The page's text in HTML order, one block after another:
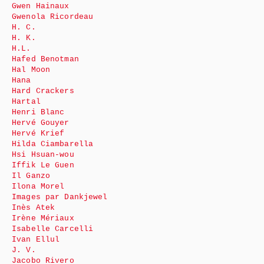
Gwen Hainaux
Gwenola Ricordeau
H. C.
H. K.
H.L.
Hafed Benotman
Hal Moon
Hana
Hard Crackers
Hartal
Henri Blanc
Hervé Gouyer
Hervé Krief
Hilda Ciambarella
Hsi Hsuan-wou
Iffik Le Guen
Il Ganzo
Ilona Morel
Images par Dankjewel
Inès Atek
Irène Mériaux
Isabelle Carcelli
Ivan Ellul
J. V.
Jacobo Rivero